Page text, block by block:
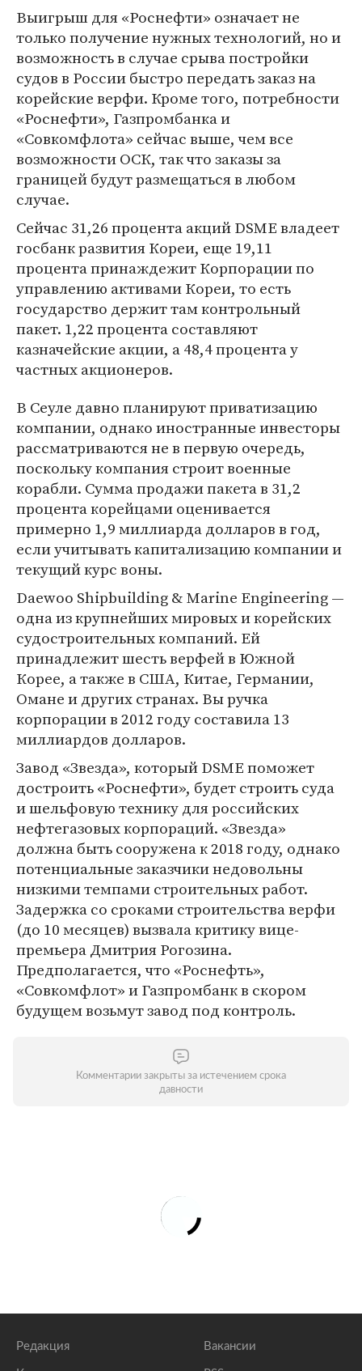
Выигрыш для «Роснефти» означает не
только получение нужных технологий, но и
возможность в случае срыва постройки
судов в России быстро передать заказ на
корейские верфи. Кроме того, потребности
«Роснефти», Газпромбанка и
«Совкомфлота» сейчас выше, чем все
возможности ОСК, так что заказы за
границей будут размещаться в любом
случае.
Сейчас 31,26 процента акций DSME владеет
госбанк развития Кореи, еще 19,11
процента принаждежит Корпорации по
управлению активами Кореи, то есть
государство держит там контрольный
пакет. 1,22 процента составляют
казначейские акции, а 48,4 процента у
частных акционеров.
В Сеуле давно планируют приватизацию
компании, однако иностранные инвесторы
рассматриваются не в первую очередь,
поскольку компания строит военные
корабли. Сумма продажи пакета в 31,2
процента корейцами оценивается
примерно 1,9 миллиарда долларов в год,
если учитывать капитализацию компании и
текущий курс воны.
Daewoo Shipbuilding & Marine Engineering —
одна из крупнейших мировых и корейских
судостроительных компаний. Ей
принадлежит шесть верфей в Южной
Корее, а также в США, Китае, Германии,
Омане и других странах. Вы ручка
корпорации в 2012 году составила 13
миллиардов долларов.
Завод «Звезда», который DSME поможет
достроить «Роснефти», будет строить суда
и шельфовую технику для российских
нефтегазовых корпораций. «Звезда»
должна быть сооружена к 2018 году, однако
потенциальные заказчики недовольны
низкими темпами строительных работ.
Задержка со сроками строительства верфи
(до 10 месяцев) вызвала критику вице-
премьера Дмитрия Рогозина.
Предполагается, что «Роснефть»,
«Совкомфлот» и Газпромбанк в скором
будущем возьмут завод под контроль.
Комментарии закрыты за истечением срока
давности
Редакция Вакансии